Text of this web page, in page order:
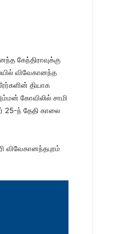
கேந்திராவுக்கு
விவேகானந்த
தியாக
கோவிலில் சாமி
25-ந் தேதி காலை